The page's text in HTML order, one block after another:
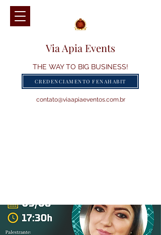
Via Apia Events
THE WAY TO BIG BUSINESS!
contato@viaapiaeventos.com.br
CREDENCIAMENTO FENAHABIT